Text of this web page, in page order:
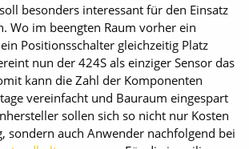
besonders interessant für den Einsatz
Wo im beengten Raum vorher ein
Positionsschalter gleichzeitig Platz
nun der 424S als einziger Sensor das
kann die Zahl der Komponenten
vereinfacht und Bauraum eingespart
sollen sich so nicht nur Kosten
sondern auch Anwender nachfolgend bei